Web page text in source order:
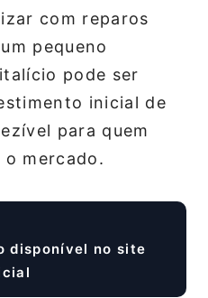
com reparos
pequeno
pode ser
inicial de
para quem
mercado.
disponível no site